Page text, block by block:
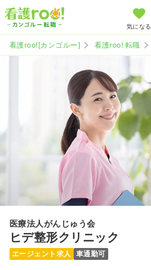
気になる
看護roo![カンゴルー] 看護roo! 転職
医療法人がんじゅう会
ヒデ整形クリニック
エージェント求人 車通勤可